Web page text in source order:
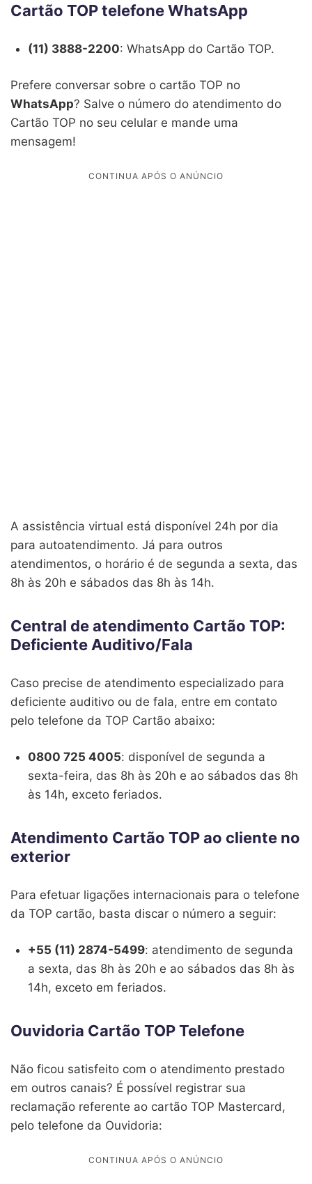
Cartão TOP telefone WhatsApp
(11) 3888-2200: WhatsApp do Cartão TOP.
Prefere conversar sobre o cartão TOP no
WhatsApp? Salve o número do atendimento do
Cartão TOP no seu celular e mande uma
mensagem!
A assistência virtual está disponível 24h por dia
para autoatendimento. Já para outros
atendimentos, o horário é de segunda a sexta, das
8h às 20h e sábados das 8h às 14h.
Central de atendimento Cartão TOP:
Deficiente Auditivo/Fala
Caso precise de atendimento especializado para
deficiente auditivo ou de fala, entre em contato
pelo telefone da TOP Cartão abaixo:
0800 725 4005: disponível de segunda a
sexta-feira, das 8h às 20h e ao sábados das 8h
às 14h, exceto feriados.
Atendimento Cartão TOP ao cliente no
exterior
Para efetuar ligações internacionais para o telefone
da TOP cartão, basta discar o número a seguir:
+55 (11) 2874-5499: atendimento de segunda
a sexta, das 8h às 20h e ao sábados das 8h às
14h, exceto em feriados.
Ouvidoria Cartão TOP Telefone
Não ficou satisfeito com o atendimento prestado
em outros canais? É possível registrar sua
reclamação referente ao cartão TOP Mastercard,
pelo telefone da Ouvidoria: